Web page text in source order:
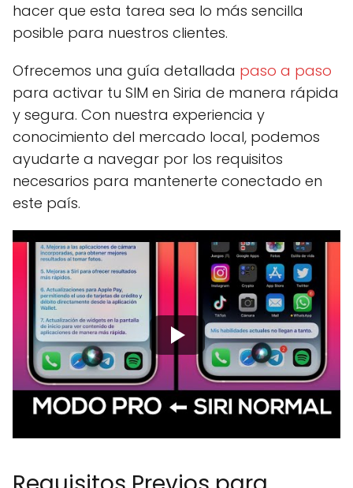
hacer que esta tarea sea lo más sencilla
posible para nuestros clientes.
Ofrecemos una guía detallada paso a paso
para activar tu SIM en Siria de manera rápida
y segura. Con nuestra experiencia y
conocimiento del mercado local, podemos
ayudarte a navegar por los requisitos
necesarios para mantenerte conectado en
este país.